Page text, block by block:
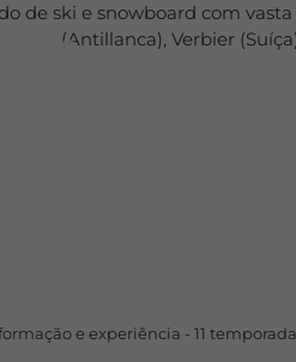
de ski e snowboard com
(Antillanca), Verbier
e experiência - 11